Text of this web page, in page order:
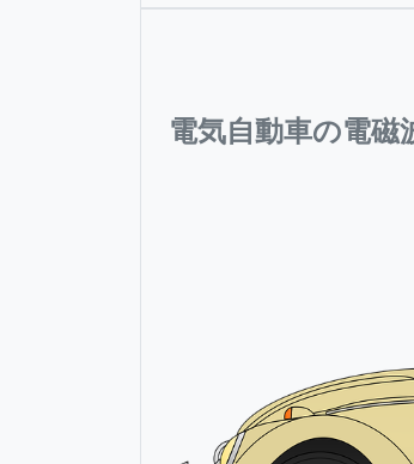
電気自動車の電